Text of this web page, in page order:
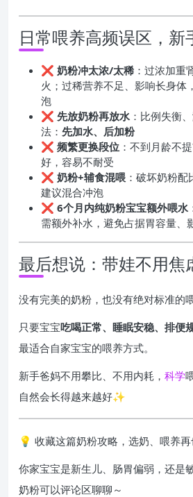
日常喂养高频误区，新
❌ 奶粉冲太浓/太稀 ：过浓加重
火；过稀营养不足、影响长身体
泡
❌ 先放奶粉再放水 ：比例失衡
法： 先加水、后加粉
❌ 频繁更换段位 ：不到月龄不
好，容易不耐受
❌ 奶粉+辅食混喂 ：破坏奶粉
建议混合冲泡
❌ 6个月内纯奶粉宝宝额外喂水
需额外补水，避免占据胃容量、
最后想说：带娃不用焦
没有完美的奶粉，也没有绝对标准的
只要宝宝吃喝正常、睡眠安稳、排便
最适合自家宝宝的喂养方式。
新手爸妈不用攀比、不用内耗， 科学
自然会长得越来越好✨
💡 收藏这篇奶粉攻略，选奶、喂养再
你家宝宝是新生儿、肠胃偏弱，还是
奶粉可以评论区聊聊～